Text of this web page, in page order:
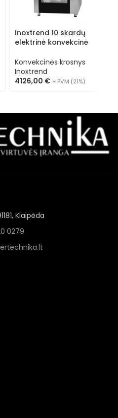
Inoxtrend 10 skardų
elektrinė konvekcinė
Konvekcinės krosnys
Inoxtrend
4126,00 € + PVM (21%)
Klaipėda
0279